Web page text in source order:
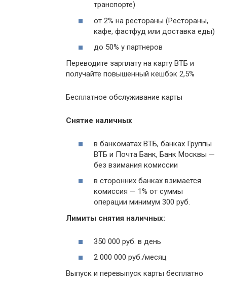
транспорте)
от 2% на рестораны (Рестораны,
кафе, фастфуд или доставка еды)
до 50% у партнеров
Переводите зарплату на карту ВТБ и
получайте повышенный кешбэк 2,5%
Бесплатное обслуживание карты
Снятие наличных
в банкоматах ВТБ, банках Группы
ВТБ и Почта Банк, Банк Москвы —
без взимания комиссии
в сторонних банках взимается
комиссия — 1% от суммы
операции минимум 300 руб.
Лимиты снятия наличных:
350 000 руб. в день
2 000 000 руб./месяц
Выпуск и перевыпуск карты бесплатно